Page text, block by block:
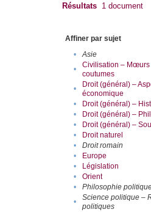
Résultats 1 document
Affiner par sujet
•
Asie
•
Civilisation – Mœurs
coutumes
•
Droit (général) –
économique
• Droit (général) –
•
Droit (général) –
•
Droit (général) –
•
Droit naturel
•
Droit romain
•
Europe
•
Législation
•
Orient
•
Philosophie
•
Science politique –
politiques